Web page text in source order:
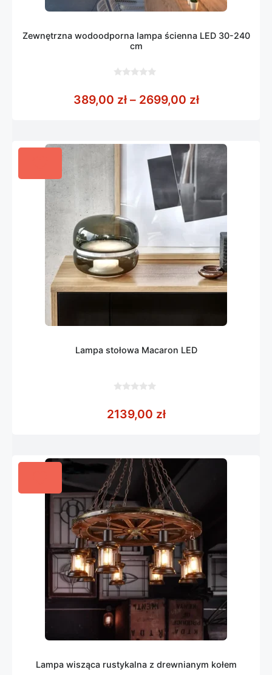
Zewnętrzna wodoodporna lampa ścienna LED 30-240
cm
5
389,00 zł – 2699,00 złZakres cen:
Lampa stołowa Macaron LED
5
2139,00 zł
Lampa wisząca rustykalna z drewnianym kołem